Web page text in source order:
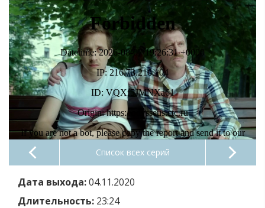
Список всех серий
Дата выхода:04.11.2020
Длительность: 23:24